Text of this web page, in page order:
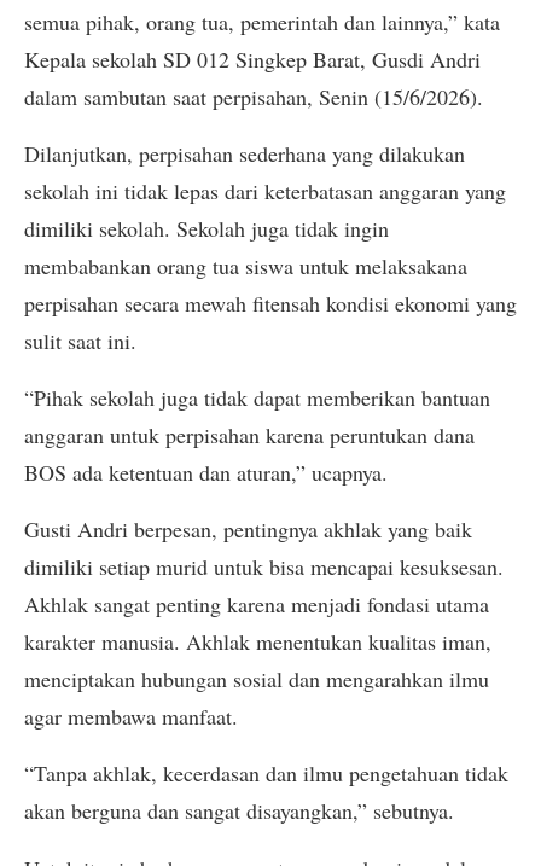
semua pihak, orang tua, pemerintah dan lainnya,” kata
Kepala sekolah SD 012 Singkep Barat, Gusdi Andri
dalam sambutan saat perpisahan, Senin (15/6/2026).
Dilanjutkan, perpisahan sederhana yang dilakukan
sekolah ini tidak lepas dari keterbatasan anggaran yang
dimiliki sekolah. Sekolah juga tidak ingin
membabankan orang tua siswa untuk melaksakana
perpisahan secara mewah fitensah kondisi ekonomi yang
sulit saat ini.
“Pihak sekolah juga tidak dapat memberikan bantuan
anggaran untuk perpisahan karena peruntukan dana
BOS ada ketentuan dan aturan,” ucapnya.
Gusti Andri berpesan, pentingnya akhlak yang baik
dimiliki setiap murid untuk bisa mencapai kesuksesan.
Akhlak sangat penting karena menjadi fondasi utama
karakter manusia. Akhlak menentukan kualitas iman,
menciptakan hubungan sosial dan mengarahkan ilmu
agar membawa manfaat.
“Tanpa akhlak, kecerdasan dan ilmu pengetahuan tidak
akan berguna dan sangat disayangkan,” sebutnya.